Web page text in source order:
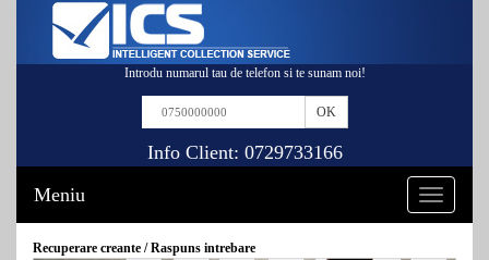
Introdu numarul tau de telefon si te sunam noi!
Info Client: 0729733166
Toggle
navigation
Meniu
Recuperare creante / Raspuns intrebare